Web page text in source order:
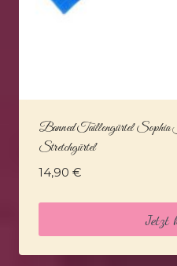
Banned Taillengürtel
Stretchgürtel
14,90 €
Jetzt